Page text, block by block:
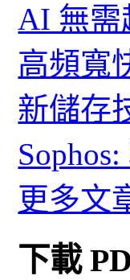
AI 無需
高頻寬
新儲存
更多文
下載